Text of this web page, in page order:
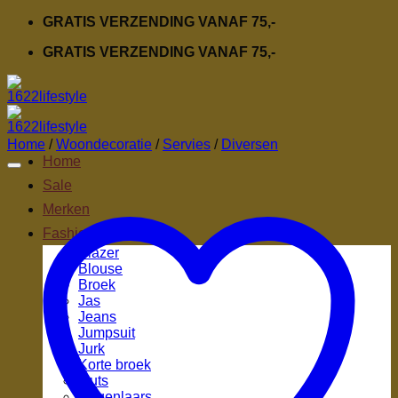
inhoud
GRATIS VERZENDING VANAF 75,-
GRATIS VERZENDING VANAF 75,-
Home
Sale
Merken
Fashion
Blazer
Blouse
Broek
Jas
Jeans
Jumpsuit
Jurk
Korte broek
Muts
Home / Woondecoratie / Servies / Diversen